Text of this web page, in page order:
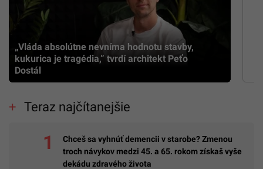
„Vláda absolútne nevníma hodnotu stavby,
kukurica je tragédia,” tvrdí architekt Peťo
Dostál
Teraz najčítanejšie
Chceš sa vyhnúť demencii v starobe? Zmenou
troch návykov medzi 45. a 65. rokom získaš vyše
dekádu zdravého života